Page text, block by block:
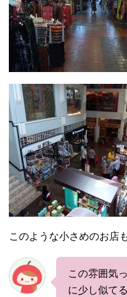
このような小さめのお店
この雰囲気
に少し似て